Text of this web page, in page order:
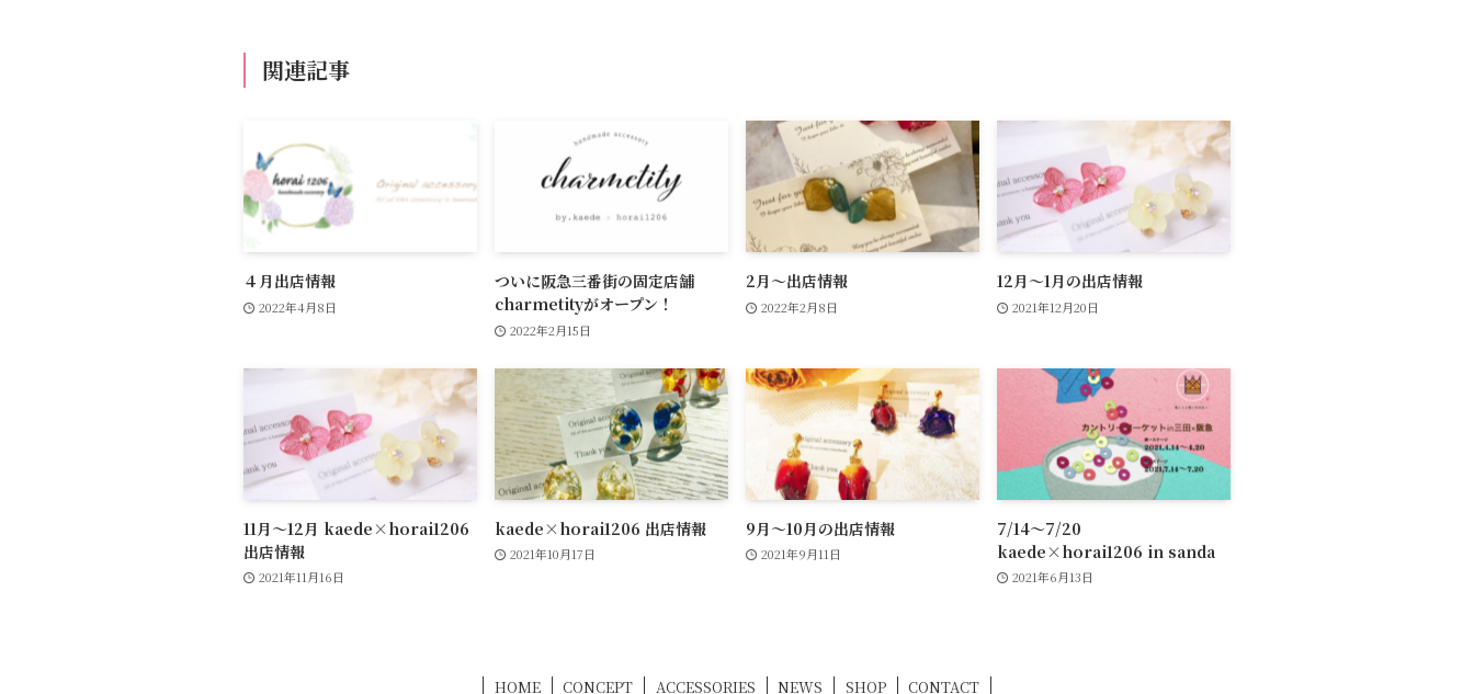
関連記事
４月出店情報
2022年4月8日
ついに阪急三番街の固定店舗
charmetityがオープン！
2022年2月15日
2月〜出店情報
2022年2月8日
12月〜1月の出店情報
2021年12月20日
11月〜12月 kaede×horai1206
出店情報
2021年11月16日
kaede×horai1206 出店情報
2021年10月17日
9月〜10月の出店情報
2021年9月11日
7/14～7/20
kaede×horai1206 in sanda
2021年6月13日
HOME CONCEPT ACCESSORIES NEWS SHOP CONTACT